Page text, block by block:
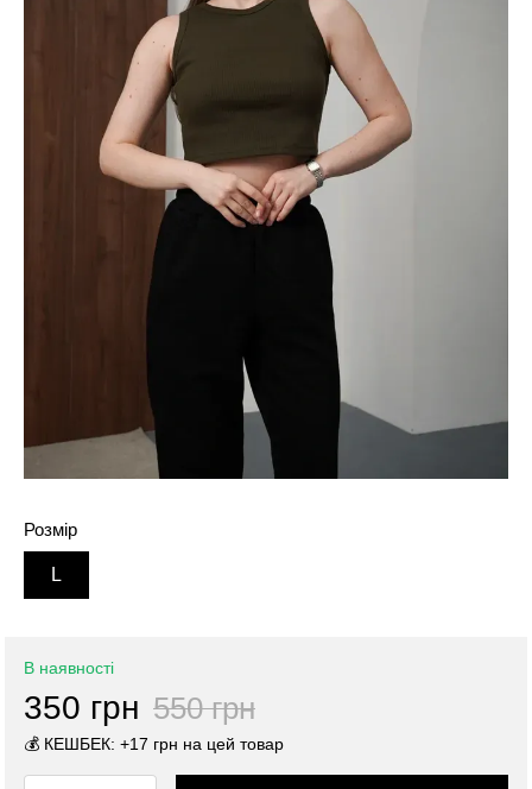
Розмір
L
В наявності
350 грн 550 грн
💰 КЕШБЕК: +17 грн на цей товар